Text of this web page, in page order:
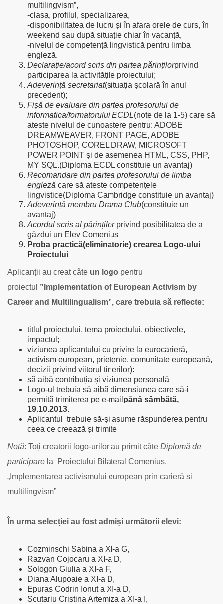
multilingvism”,
-clasa, profilul, specializarea,
-disponibilitatea de lucru și în afara orele de curs, în
weekend sau după situație chiar în vacanță,
-nivelul de competență lingvistică pentru limba
engleză.
Declarație/acord scris din partea părințilorprivind
participarea la activitățile proiectului;
Adeverință secretariat(situația școlară în anul
precedent);
Fișă de evaluare din partea profesorului de
informatica/formatorului ECDL(note de la 1-5) care să
ateste nivelul de cunoaștere pentru: ADOBE
DREAMWEAVER, FRONT PAGE, ADOBE
PHOTOSHOP, COREL DRAW, MICROSOFT
POWER POINT și de asemenea HTML, CSS, PHP,
MY SQL.(Diploma ECDL constituie un avantaj)
Recomandare din partea profesorului de limba
engleză care să ateste competențele
lingvistice(Diploma Cambridge constituie un avantaj)
Adeverință membru Drama Club(constituie un
avantaj)
Acordul scris al părinților privind posibilitatea de a
găzdui un Elev Comenius
Proba practică(eliminatorie) crearea Logo-ului
Proiectului
Aplicanții au creat câte un logo pentru
proiectul ”Implementation of European Activism by
Career and Multilingualism”, care trebuia să reflecte:
titlul proiectului, tema proiectului, obiectivele,
impactul;
viziunea aplicantului cu privire la eurocarieră,
activism european, prietenie, comunitate europeană,
decizii privind viitorul tinerilor):
să aibă contribuția și viziunea personală
Logo-ul trebuia să aibă dimensiunea care să-i
permită trimiterea pe e-mail până sâmbătă,
19.10.2013.
Aplicantul trebuie să-și asume răspunderea pentru
ceea ce creează și trimite
Notă: Toți creatorii logo-urilor au primit câte Diplomă de
participare la Proiectului Bilateral Comenius,
„Implementarea activismului european prin carieră si
multilingvism”
În urma selecției au fost admiși următorii elevi:
Cozminschi Sabina a XI-a G,
Razvan Cojocaru a XI-a D,
Sologon Giulia a XI-a F,
Diana Alupoaie a XI-a D,
Epuras Codrin Ionut a XI-a D,
Scutariu Cristina Artemiza a XI-a I,